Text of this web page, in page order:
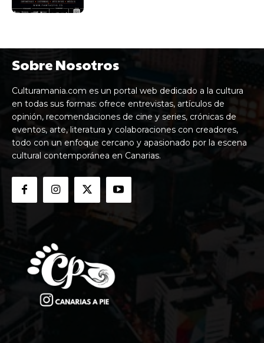
Sobre Nosotros
Culturamania.com es un portal web dedicado a la cultura
en todas sus formas: ofrece entrevistas, artículos de
opinión, recomendaciones de cine y series, crónicas de
eventos, arte, literatura y colaboraciones con creadores,
todo con un enfoque cercano y apasionado por la escena
cultural contemporánea en Canarias.